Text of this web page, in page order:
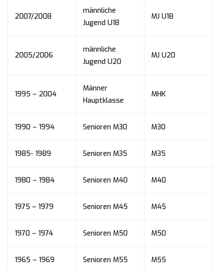
2007/2008
männliche
Jugend U18
MJ U18
2005/2006
männliche
Jugend U20
MJ U20
1995 – 2004
Männer
Hauptklasse
MHK
1990 – 1994 Senioren M30 M30
1985- 1989 Senioren M35 M35
1980 – 1984 Senioren M40 M40
1975 – 1979 Senioren M45 M45
1970 – 1974 Senioren M50 M50
1965 – 1969 Senioren M55 M55